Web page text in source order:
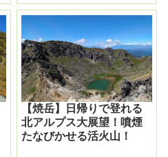
【焼岳】日帰りで登れる
北アルプス大展望！噴煙
たなびかせる活火山！